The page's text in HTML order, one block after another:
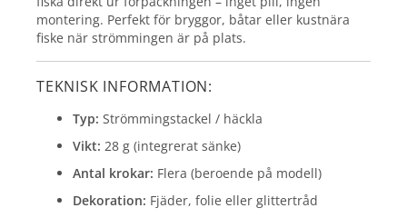
montering. Perfekt för bryggor, båtar eller kustnära
fiske när strömmingen är på plats.
TEKNISK INFORMATION:
Typ: Strömmingstackel / häckla
Vikt: 28 g (integrerat sänke)
Antal krokar: Flera (beroende på modell)
Dekoration: Fjäder, folie eller glittertråd